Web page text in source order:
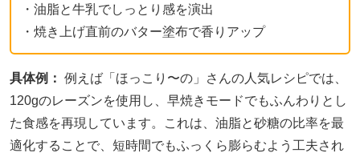
・油脂と牛乳でしっとり感を演出
・焼き上げ直前のバター塗布で香りアップ
具体例： 例えば「ほっこり〜の」さんの人気レシピでは、
120gのレーズンを使用し、早焼きモードでもふんわりとし
た食感を再現しています。これは、油脂と砂糖の比率を最
適化することで、短時間でもふっくら膨らむよう工夫され